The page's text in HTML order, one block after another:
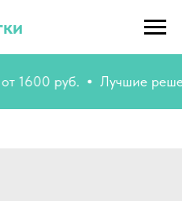
руб. Лучшие решения